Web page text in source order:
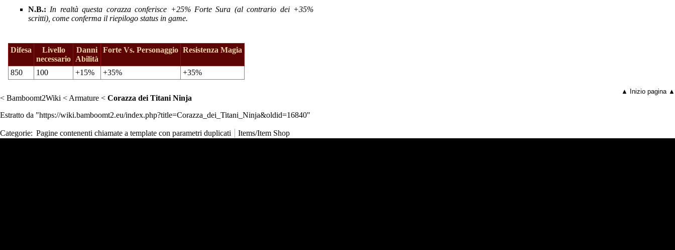
N.B.: In realtà questa corazza conferisce +25% Forte Sura (al contrario dei +35%
scritti), come conferma il riepilogo status in game.
Difesa
Livello
necessario
Danni
Abilità
Forte Vs. Personaggio Resistenza Magia
850 100 +15% +35% +35%
▲ Inizio pagina ▲
< Bamboomt2Wiki < Armature < Corazza dei Titani Ninja
Estratto da "https://wiki.bamboomt2.eu/index.php?title=Corazza_dei_Titani_Ninja&oldid=16840"
Categorie: Pagine contenenti chiamate a template con parametri duplicati Items/Item Shop